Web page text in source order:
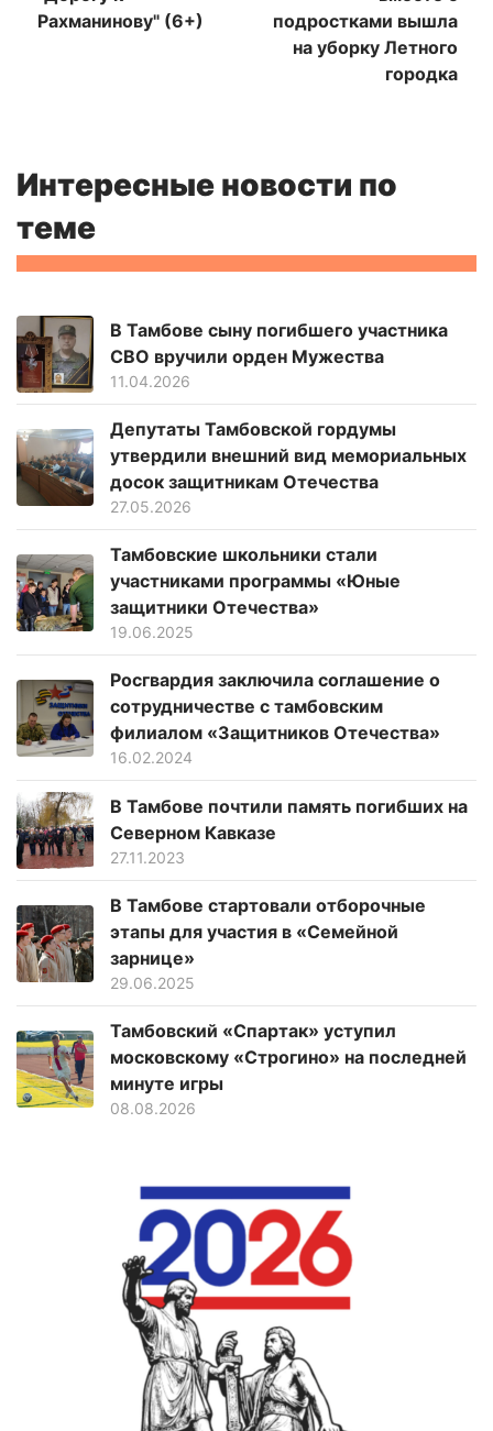
Рахманинову" (6+)
подростками вышла
на уборку Летного
городка
Интересные новости по
теме
В Тамбове сыну погибшего участника
СВО вручили орден Мужества
11.04.2026
Депутаты Тамбовской гордумы
утвердили внешний вид мемориальных
досок защитникам Отечества
27.05.2026
Тамбовские школьники стали
участниками программы «Юные
защитники Отечества»
19.06.2025
Росгвардия заключила соглашение о
сотрудничестве с тамбовским
филиалом «Защитников Отечества»
16.02.2024
В Тамбове почтили память погибших на
Северном Кавказе
27.11.2023
В Тамбове стартовали отборочные
этапы для участия в «Семейной
зарнице»
29.06.2025
Тамбовский «Спартак» уступил
московскому «Строгино» на последней
минуте игры
08.08.2026